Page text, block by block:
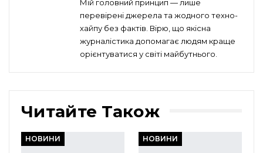
Мій головний принцип — лише
перевірені джерела та жодного техно-
хайпу без фактів. Вірю, що якісна
журналістика допомагає людям краще
орієнтуватися у світі майбутнього.
Читайте Також
НОВИНИ НОВИНИ